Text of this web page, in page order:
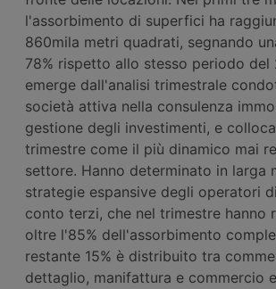
l'assorbimento di superfici ha
860mila metri quadrati, segnando
78% rispetto allo stesso periodo del
emerge dall'analisi trimestrale
società attiva nella consulenza
gestione degli investimenti, e
trimestre come il più dinamico mai
settore. Hanno determinato in larga
strategie espansive degli operatori
conto terzi, che nel trimestre hanno
oltre l'85% dell'assorbimento
restante 15% è distribuito tra
dettaglio, manifattura e commercio